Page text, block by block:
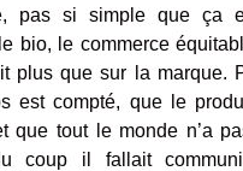
pas si simple que ça
bio, le commerce
plus que sur la marque.
est compté, que le
que tout le monde n’a
coup il fallait